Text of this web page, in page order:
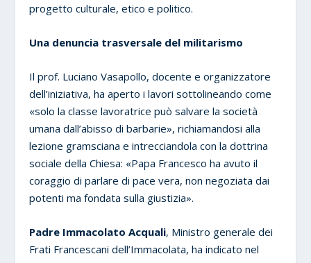
progetto culturale, etico e politico.
Una denuncia trasversale del militarismo
Il prof. Luciano Vasapollo, docente e organizzatore
dell’iniziativa, ha aperto i lavori sottolineando come
«solo la classe lavoratrice può salvare la società
umana dall’abisso di barbarie», richiamandosi alla
lezione gramsciana e intrecciandola con la dottrina
sociale della Chiesa: «Papa Francesco ha avuto il
coraggio di parlare di pace vera, non negoziata dai
potenti ma fondata sulla giustizia».
Padre Immacolato Acquali, Ministro generale dei
Frati Francescani dell’Immacolata, ha indicato nel